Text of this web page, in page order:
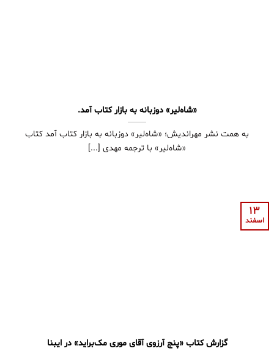
«شاه‌لیر» دوزبانه به بازار کتاب آمد.
به همت نشر مهراندیش؛ «شاه‌لیر» دوزبانه به بازار کتاب آمد کتاب
«شاه‌لیر» با ترجمه مهدی [...]
گزارش کتاب «پنج آرزوی آقای موری مک‌براید» در ایبنا
13
اسفند